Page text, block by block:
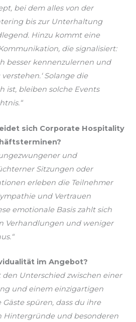
bei dem alles von der
bis zur Unterhaltung
Hinzu kommt eine
die signalisiert:
besser kennenzulernen und
Solange die
ist, bleiben solche Events
sich Corporate Hospitality
und
Sitzungen oder
erleben die Teilnehmer
und Vertrauen
emotionale Basis zahlt sich
Verhandlungen und weniger
im Angebot?
Unterschied zwischen einer
und einem einzigartigen
spüren, dass du ihre
Hintergründe und besonderen